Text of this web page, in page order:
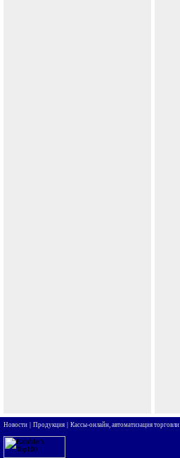
Новости | Продукция | Кассы-онлайн, автоматизация торговли